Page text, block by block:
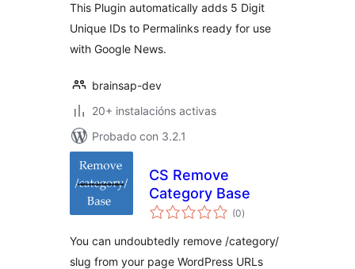
This Plugin automatically adds 5 Digit
Unique IDs to Permalinks ready for use
with Google News.
brainsap-dev
20+ instalacións activas
Probado con 3.2.1
CS Remove
Category Base
(0valoracións
totais
)
You can undoubtedly remove /category/
slug from your page WordPress URLs